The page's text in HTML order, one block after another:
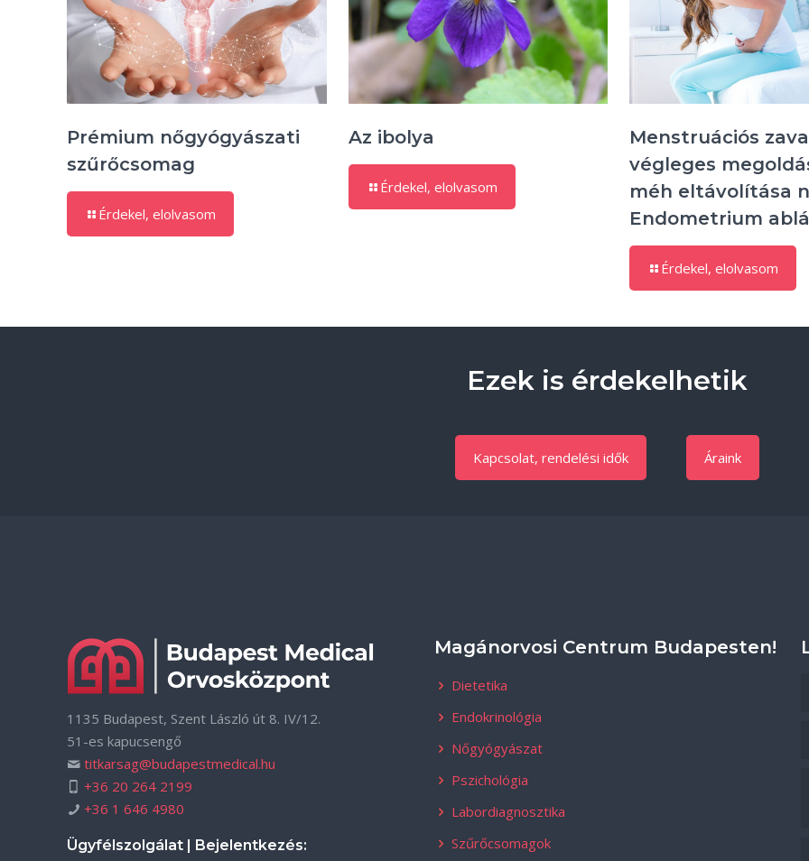
Prémium nőgyógyászati
szűrőcsomag
Érdekel, elolvasom
Az ibolya
Érdekel, elolvasom
Menstruációs
végleges
méh eltávolítása
Endometrium
Érdekel, elolvasom
Ezek is érdekelhetik
Kapcsolat, rendelési idők Áraink
1135 Budapest, Szent László út 8. IV/12.
51-es kapucsengő
titkarsag@budapestmedical.hu
+36 20 264 2199
+36 1 646 4980
Ügyfélszolgálat | Bejelentkezés:
Magánorvosi Centrum Budapesten!
Dietetika
Endokrinológia
Nőgyógyászat
Pszichológia
Labordiagnosztika
Szűrőcsomagok